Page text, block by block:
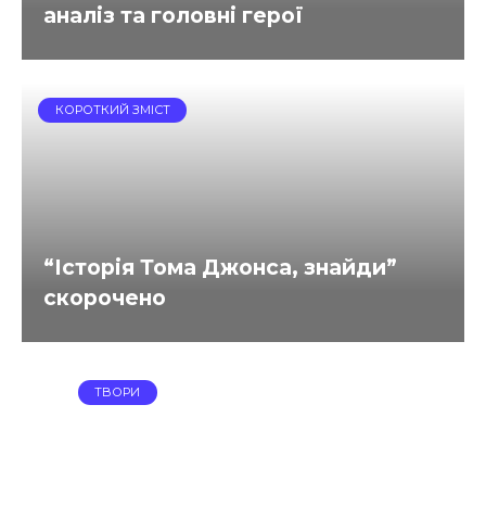
аналіз та головні герої
КОРОТКИЙ ЗМІСТ
“Історія Тома Джонса, знайди”
скорочено
ТВОРИ